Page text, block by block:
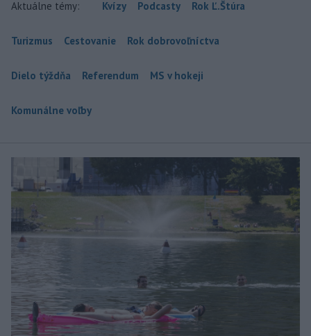
Aktuálne témy: Kvízy Podcasty Rok Ľ.Štúra
Turizmus Cestovanie Rok dobrovoľníctva
Dielo týždňa Referendum MS v hokeji
Komunálne voľby